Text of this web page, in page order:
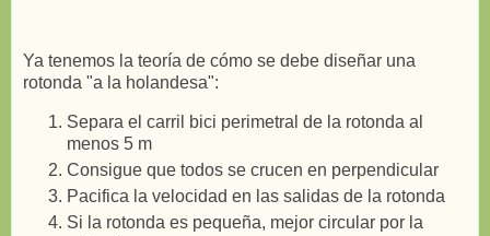
Ya tenemos la teoría de cómo se debe diseñar una
rotonda "a la holandesa":
Separa el carril bici perimetral de la rotonda al
menos 5 m
Consigue que todos se crucen en perpendicular
Pacifica la velocidad en las salidas de la rotonda
Si la rotonda es pequeña, mejor circular por la